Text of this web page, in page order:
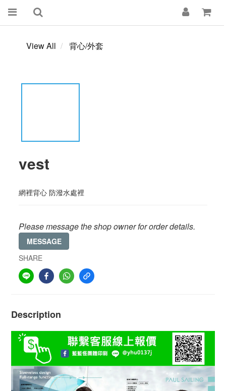
View All 背心/外套
vest
網裡背心 防潑水處裡
Please message the shop owner for order details.
MESSAGE
SHARE
Description